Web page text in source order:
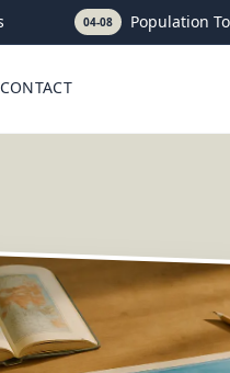
04-08 Population
CONTACT